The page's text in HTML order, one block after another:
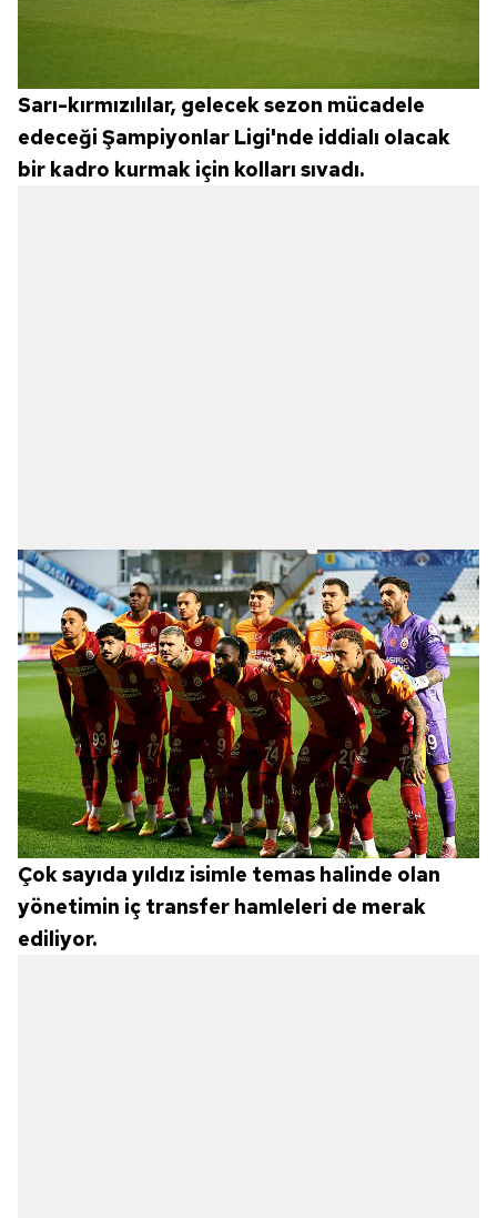
Sarı-kırmızılılar, gelecek sezon mücadele
edeceği Şampiyonlar Ligi'nde iddialı olacak
bir kadro kurmak için kolları sıvadı.
Çok sayıda yıldız isimle temas halinde olan
yönetimin iç transfer hamleleri de merak
ediliyor.